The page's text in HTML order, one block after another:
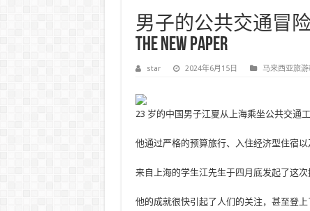
男子的公共交通冒险
The New Paper
star 2024年6月15日 马来西亚旅游
23 岁的中国男子江夏从上海乘坐公共交通
他通过严格的预算旅行、入住经济型住宿
来自上海的学生江先生于四月底发起了这次
他的成就很快引起了人们的关注，甚至登上